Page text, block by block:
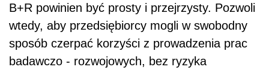
B+R powinien być prosty i przejrzysty. Pozwoli
wtedy, aby przedsiębiorcy mogli w swobodny
sposób czerpać korzyści z prowadzenia prac
badawczo - rozwojowych, bez ryzyka